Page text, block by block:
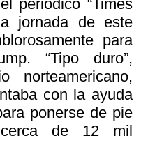
periódico “Times
jornada de este
para
“Tipo duro”,
norteamericano,
con la ayuda
ponerse de pie
de 12 mil